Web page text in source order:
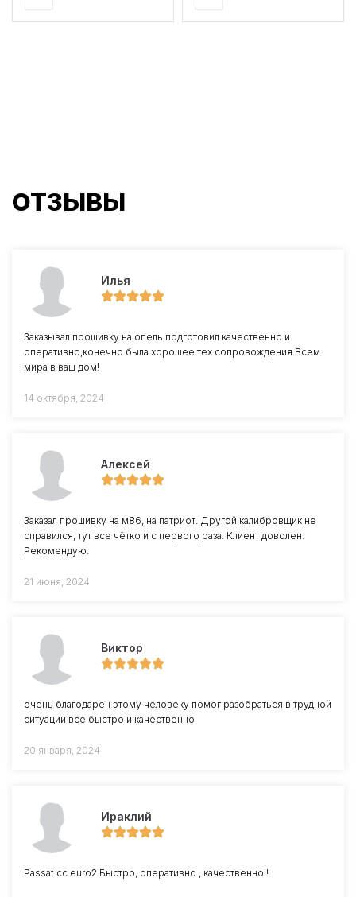
ОТЗЫВЫ
Илья
Заказывал прошивку на опель,подготовил качественно и
оперативно,конечно была хорошее тех сопровождения.Всем
мира в ваш дом!
14 октября, 2024
Алексей
Заказал прошивку на м86, на патриот. Другой калибровщик не
справился, тут все чётко и с первого раза. Клиент доволен.
Рекомендую.
21 июня, 2024
Виктор
очень благодарен этому человеку помог разобраться в трудной
ситуации все быстро и качественно
20 января, 2024
Ираклий
Passat cc euro2 Быстро, оперативно , качественно!!